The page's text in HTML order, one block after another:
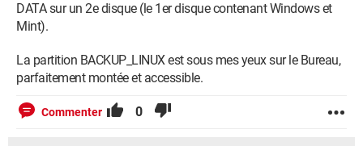
DATA sur un 2e disque (le 1er disque contenant Windows et
Mint).
La partition BACKUP_LINUX est sous mes yeux sur le Bureau,
parfaitement montée et accessible.
Commenter 0